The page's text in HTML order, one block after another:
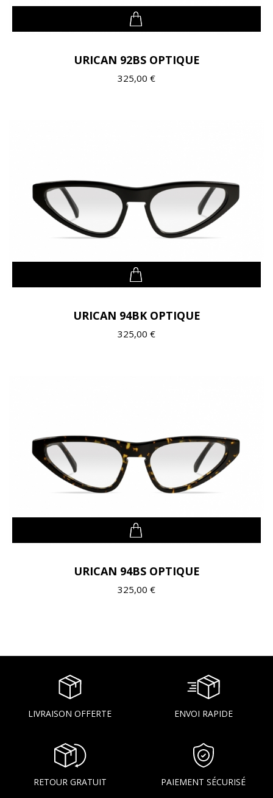
URICAN 92BS OPTIQUE
325,00 €
URICAN 94BK OPTIQUE
325,00 €
URICAN 94BS OPTIQUE
325,00 €
LIVRAISON OFFERTE ENVOI RAPIDE
RETOUR GRATUIT PAIEMENT SÉCURISÉ